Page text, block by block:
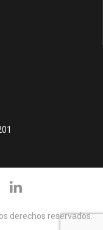
derechos reservados.